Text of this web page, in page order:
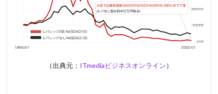
（出典元： ITmediaビジネスオンライン）